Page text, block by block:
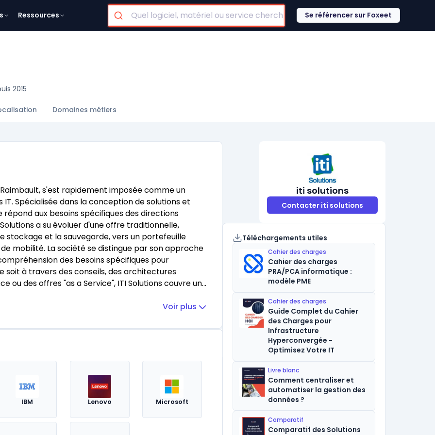
Ressources Se référencer sur Foxeet
2015
Domaines métiers
iti solutions
Contacter iti solutions
Téléchargements utiles
Cahier des charges
Cahier des charges
PRA/PCA informatique :
modèle PME
Cahier des charges
Guide Complet du Cahier
des Charges pour
Infrastructure
Hyperconvergée -
Optimisez Votre IT
Livre blanc
Comment centraliser et
automatiser la gestion des
données ?
Comparatif
Comparatif des Solutions
s'est rapidement imposée comme un
Spécialisée dans la conception de solutions et
aux besoins spécifiques des directions
a su évoluer d'une offre traditionnelle,
stockage et la sauvegarde, vers un portefeuille
par son approche
des besoins spécifiques pour
soit à travers des conseils, des architectures
ou des offres "as a Service", ITI Solutions couvre un
de ses collaborateurs et une intégration harmonieuse
qui garantissent la disponibilité et la performance
En outre, ITI Solutions joue un
du commerce. Cela se traduit par des solutions
La gestion budgétaire est également un aspect
l'assistance à maîtrise d'ouvrage sur les projets
contribuant à un meilleur contrôle des
Voir plus
IBM Lenovo Microsoft